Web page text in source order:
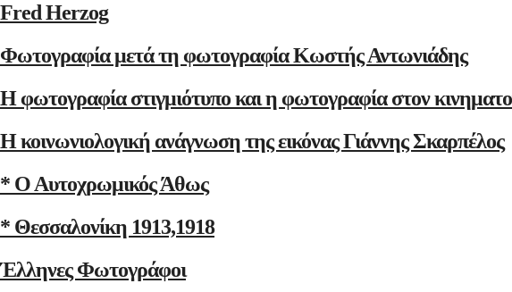
Fred Herzog
Φωτογραφία μετά τη φωτογραφία Κωστής Αντωνιάδης
Η φωτογραφία στιγμιότυπο και η φωτογραφία στον
Η κοινωνιολογική ανάγνωση της εικόνας Γιάννης Σκαρπέλος
* Ο Αυτοχρωμικός Άθως
* Θεσσαλονίκη 1913,1918
Έλληνες Φωτογράφοι